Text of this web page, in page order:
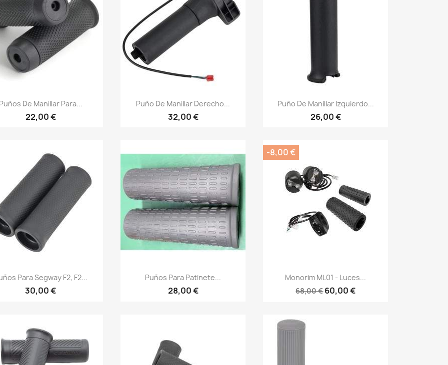
Vista rápida
De Manillar Para...
22,00 €
 Vista rápida
Puño De Manillar Derecho...
32,00 €
 Vista rápida
Puño De Manillar Izquierdo...
26,00 €
Vista rápida
Para Segway F2, F2...
30,00 €
Vista rápida
Puños Para Patinete...
28,00 €
Vista rápida
Monorim ML01 - Luces...
68,00 €60,00 €
-8,00 €